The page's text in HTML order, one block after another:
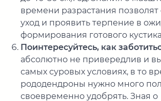
времени разрастания позволят
уход и проявить терпение в
формирования готового
Поинтересуйтесь, как
абсолютно не привередлив и
самых суровых условиях, в то
рододендроны нужно много
своевременно удобрять. Зная о